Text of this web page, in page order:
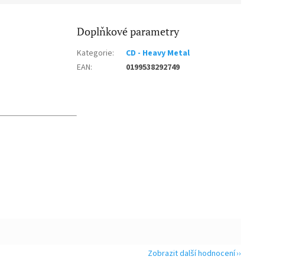
Doplňkové parametry
Kategorie:
CD - Heavy Metal
EAN: 0199538292749
Zobrazit další hodnocení